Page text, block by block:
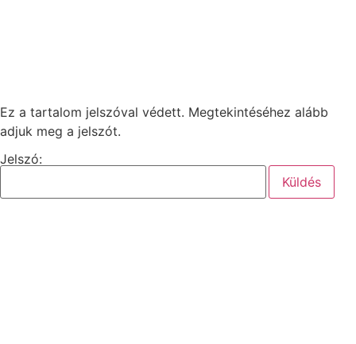
Ez a tartalom jelszóval védett. Megtekintéséhez alább
adjuk meg a jelszót.
Jelszó: